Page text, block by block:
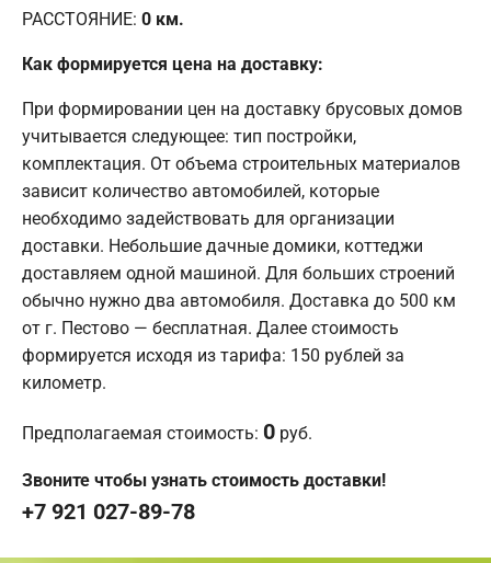
РАССТОЯНИЕ: 0 км.
Как формируется цена на доставку:
При формировании цен на доставку брусовых домов
учитывается следующее: тип постройки,
комплектация. От объема строительных материалов
зависит количество автомобилей, которые
необходимо задействовать для организации
доставки. Небольшие дачные домики, коттеджи
доставляем одной машиной. Для больших строений
обычно нужно два автомобиля. Доставка до 500 км
от г. Пестово — бесплатная. Далее стоимость
формируется исходя из тарифа: 150 рублей за
километр.
Предполагаемая стоимость: 0 руб.
Звоните чтобы узнать стоимость доставки!
+7 921 027-89-78